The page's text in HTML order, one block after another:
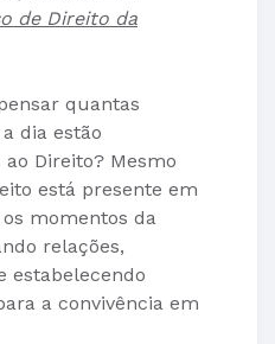
de Direito da
quantas
dia estão
Direito? Mesmo
está presente em
momentos da
relações,
estabelecendo
a convivência em